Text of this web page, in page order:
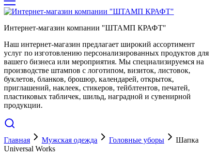
Интернет-магазин компании "ШТАМП КРАФТ"
Наш интернет-магазин предлагает широкий ассортимент
услуг по изготовлению персонализированных продуктов для
вашего бизнеса или мероприятия. Мы специализируемся на
производстве штампов с логотипом, визиток, листовок,
буклетов, бланков, брошюр, календарей, открыток,
приглашений, наклеек, стикеров, тейблтентов, печатей,
пластиковых табличек, шильд, наградной и сувенирной
продукции.
Главная Мужская одежда Головные уборы
Шапка
Universal Works